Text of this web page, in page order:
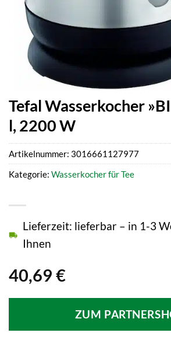
Tefal Wasserkocher
l, 2200 W
40,69 €
Lieferzeit: lieferbar – in 1-3
Ihnen
ZUM
Artikelnummer: 3016661127977
Kategorie: Wasserkocher für Tee